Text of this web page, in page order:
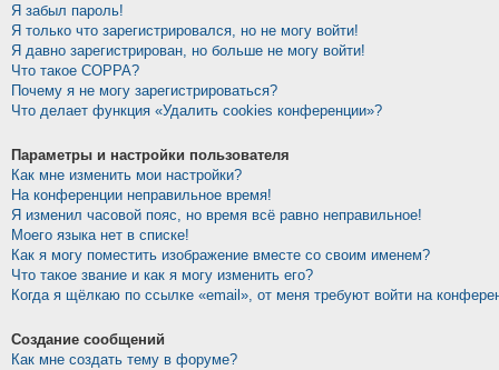
Я забыл пароль!
Я только что зарегистрировался, но не могу войти!
Я давно зарегистрирован, но больше не могу войти!
Что такое COPPA?
Почему я не могу зарегистрироваться?
Что делает функция «Удалить cookies конференции»?
Параметры и настройки пользователя
Как мне изменить мои настройки?
На конференции неправильное время!
Я изменил часовой пояс, но время всё равно неправильное!
Моего языка нет в списке!
Как я могу поместить изображение вместе со своим именем?
Что такое звание и как я могу изменить его?
Когда я щёлкаю по ссылке «email», от меня требуют войти на
Создание сообщений
Как мне создать тему в форуме?